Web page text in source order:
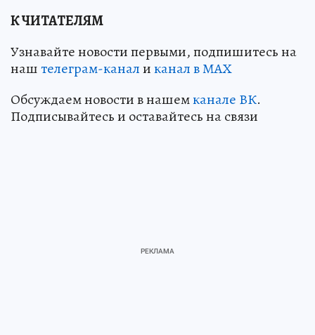
К ЧИТАТЕЛЯМ
Узнавайте новости первыми, подпишитесь на
наштелеграм-каналиканал в МАХ
Обсуждаем новости в нашемканале ВК.
Подписывайтесь и оставайтесь на связи